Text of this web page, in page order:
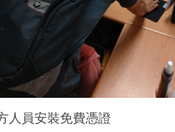
人員安裝免費憑證